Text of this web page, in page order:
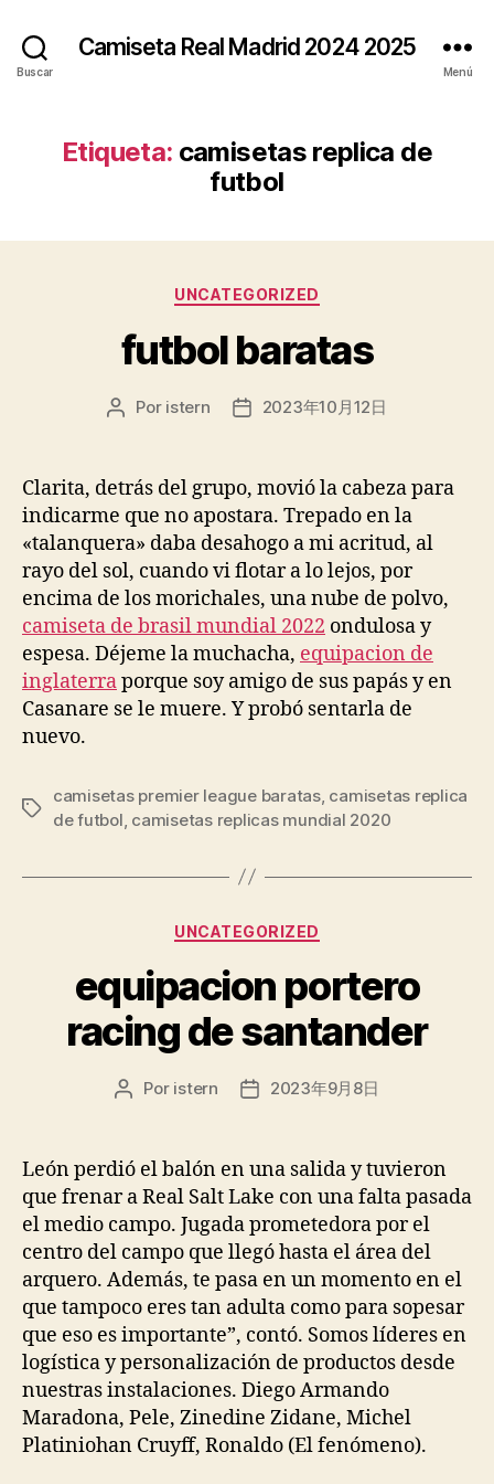
Buscar
Camiseta Real Madrid 2024 2025
Menú
Etiqueta: camisetas replica de
futbol
Categorías
UNCATEGORIZED
futbol baratas
Autor
entrada
Por istern
Fecha
entrada
2023年10月12日
Clarita, detrás del grupo, movió la cabeza para
indicarme que no apostara. Trepado en la
«talanquera» daba desahogo a mi acritud, al
rayo del sol, cuando vi flotar a lo lejos, por
encima de los morichales, una nube de polvo,
camiseta de brasil mundial 2022 ondulosa y
espesa. Déjeme la muchacha, equipacion de
inglaterraporque soy amigo de sus papás y en
Casanare se le muere. Y probó sentarla de
nuevo.
Etiquetas
camisetas premier league baratas, camisetas replica
de futbol camisetas replicas mundial 2020
Categorías
UNCATEGORIZED
equipacion portero
racing de santander
Autor
entrada
Por istern
Fecha
entrada
2023年9月8日
León perdió el balón en una salida y tuvieron
que frenar a Real Salt Lake con una falta pasada
el medio campo. Jugada prometedora por el
centro del campo que llegó hasta el área del
arquero. Además, te pasa en un momento en el
que tampoco eres tan adulta como para sopesar
que eso es importante”, contó. Somos líderes en
logística y personalización de productos desde
nuestras instalaciones. Diego Armando
Maradona, Pele, Zinedine Zidane, Michel
Platiniohan Cruyff, Ronaldo (El fenómeno).